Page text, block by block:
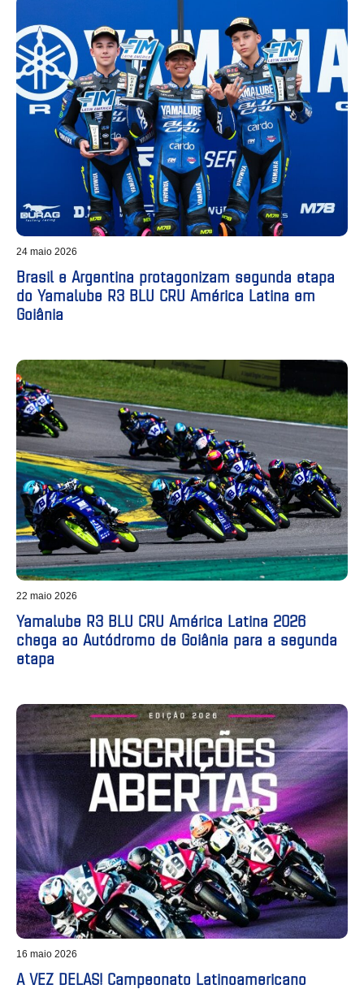
24 maio 2026
Brasil e Argentina protagonizam segunda etapa
do Yamalube R3 BLU CRU América Latina em
Goiânia
22 maio 2026
Yamalube R3 BLU CRU América Latina 2026
chega ao Autódromo de Goiânia para a segunda
etapa
16 maio 2026
A VEZ DELAS! Campeonato Latinoamericano